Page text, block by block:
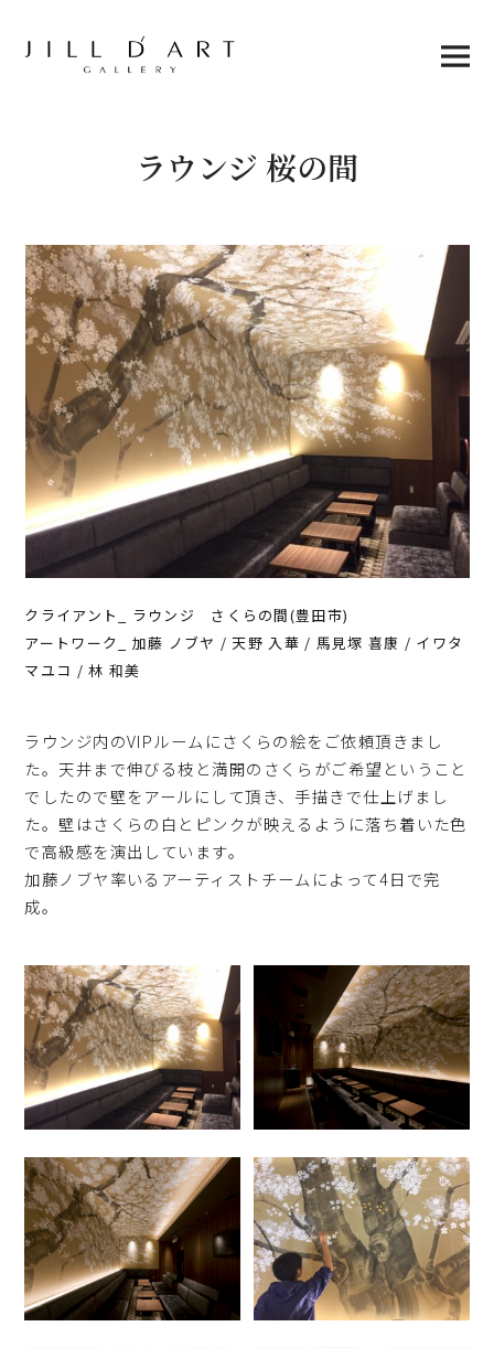
content
Main
Menu
ラウンジ 桜の間
クライアント_ ラウンジ さくらの間(豊田市)
アートワーク_ 加藤 ノブヤ / 天野 入華 / 馬見塚 喜康 / イワタ
マユコ / 林 和美
ラウンジ内のVIPルームにさくらの絵をご依頼頂きまし
た。天井まで伸びる枝と満開のさくらがご希望ということ
でしたので壁をアールにして頂き、手描きで仕上げまし
た。壁はさくらの白とピンクが映えるように落ち着いた色
で高級感を演出しています。
加藤ノブヤ率いるアーティストチームによって4日で完
成。